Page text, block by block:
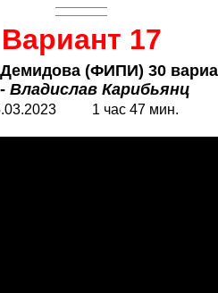
Вариант 17
(ФИПИ) 30
Владислав Карибьянц
1 час 47 мин.